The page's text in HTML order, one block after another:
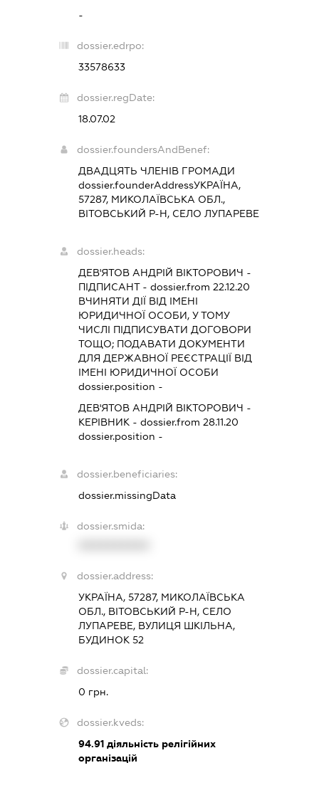
-
dossier.edrpo:
33578633
dossier.regDate:
18.07.02
dossier.foundersAndBenef:
ДВАДЦЯТЬ ЧЛЕНІВ ГРОМАДИ
dossier.founderAddressУКРАЇНА,
57287, МИКОЛАЇВСЬКА ОБЛ.,
ВІТОВСЬКИЙ Р-Н, СЕЛО ЛУПАРЕВЕ
dossier.heads:
ДЕВ'ЯТОВ АНДРІЙ ВІКТОРОВИЧ -
ПІДПИСАНТ- dossier.from 22.12.20
ВЧИНЯТИ ДІЇ ВІД ІМЕНІ
ЮРИДИЧНОЇ ОСОБИ, У ТОМУ
ЧИСЛІ ПІДПИСУВАТИ ДОГОВОРИ
ТОЩО; ПОДАВАТИ ДОКУМЕНТИ
ДЛЯ ДЕРЖАВНОЇ РЕЄСТРАЦІЇ ВІД
ІМЕНІ ЮРИДИЧНОЇ ОСОБИ
dossier.position -
ДЕВ'ЯТОВ АНДРІЙ ВІКТОРОВИЧ -
КЕРІВНИК - dossier.from 28.11.20
dossier.position -
dossier.beneficiaries:
dossier.missingData
dossier.smida:
dossier.address:
УКРАЇНА, 57287, МИКОЛАЇВСЬКА
ОБЛ., ВІТОВСЬКИЙ Р-Н, СЕЛО
ЛУПАРЕВЕ, ВУЛИЦЯ ШКІЛЬНА,
БУДИНОК 52
dossier.capital:
0 грн.
dossier.kveds:
94.91діяльність релігійних
організацій